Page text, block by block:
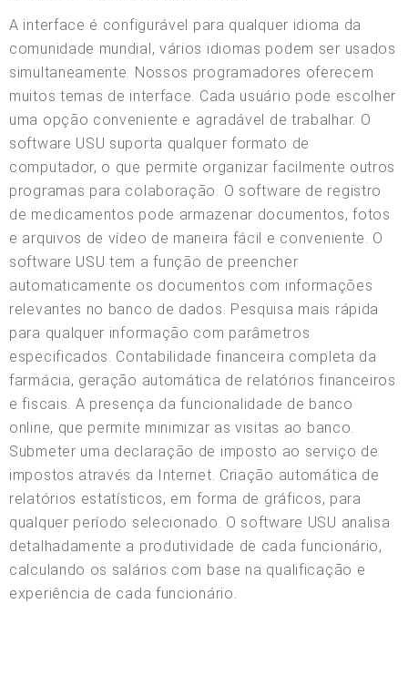
A interface é configurável para qualquer idioma da
comunidade mundial, vários idiomas podem ser usados
simultaneamente. Nossos programadores oferecem
muitos temas de interface. Cada usuário pode escolher
uma opção conveniente e agradável de trabalhar. O
software USU suporta qualquer formato de
computador, o que permite organizar facilmente outros
programas para colaboração. O software de registro
de medicamentos pode armazenar documentos, fotos
e arquivos de vídeo de maneira fácil e conveniente. O
software USU tem a função de preencher
automaticamente os documentos com informações
relevantes no banco de dados. Pesquisa mais rápida
para qualquer informação com parâmetros
especificados. Contabilidade financeira completa da
farmácia, geração automática de relatórios financeiros
e fiscais. A presença da funcionalidade de banco
online, que permite minimizar as visitas ao banco.
Submeter uma declaração de imposto ao serviço de
impostos através da Internet. Criação automática de
relatórios estatísticos, em forma de gráficos, para
qualquer período selecionado. O software USU analisa
detalhadamente a produtividade de cada funcionário,
calculando os salários com base na qualificação e
experiência de cada funcionário.